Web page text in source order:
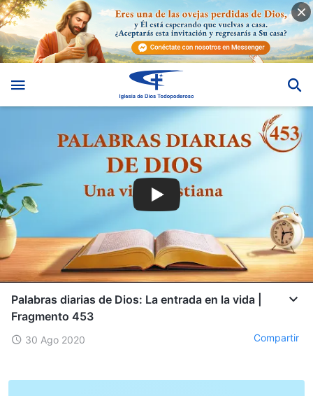
Palabras diarias de Dios: La entrada en la vida |
Fragmento 453
30 Ago 2020 Compartir